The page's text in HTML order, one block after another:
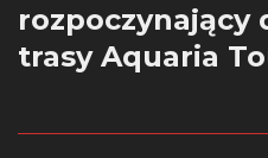
rozpoczynający
trasy Aquaria